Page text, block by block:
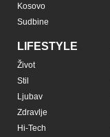
Kosovo
Sudbine
LIFESTYLE
Život
Stil
Ljubav
Zdravlje
Hi-Tech